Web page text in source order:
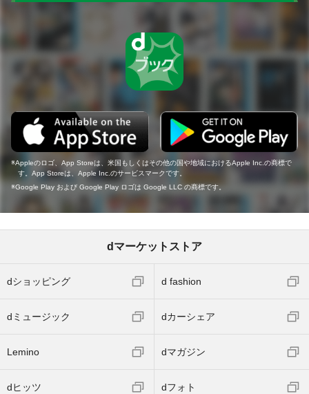
Appleのロゴ、App Storeは、米国もしくはその他の国や地域におけるApple Inc.の商標で
す。App Storeは、Apple Inc.のサービスマークです。
Google Play および Google Play ロゴは Google LLC の商標です。
dマーケットストア
dショッピング d fashion
dミュージック dカーシェア
Lemino dマガジン
dヒッツ dフォト